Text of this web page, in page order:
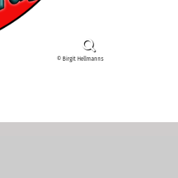
© Birgit Hellmanns